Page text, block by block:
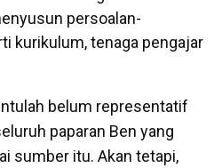
persoalan-
kurikulum, tenaga pengajar
belum representatif
paparan Ben yang
sumber itu. Akan tetapi,